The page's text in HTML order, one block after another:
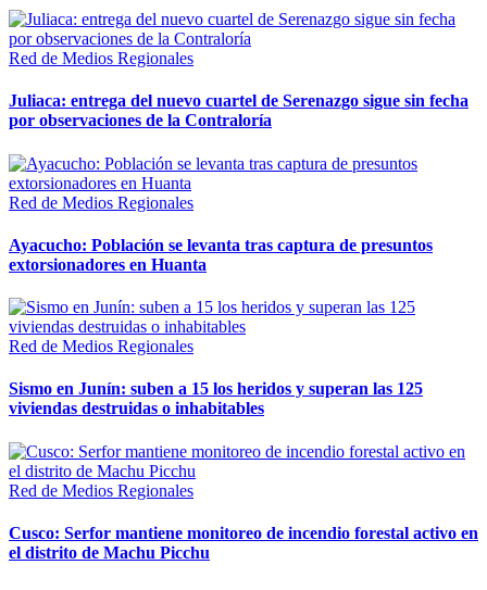
Red de Medios Regionales
Juliaca: entrega del nuevo cuartel de Serenazgo sigue sin fecha
por observaciones de la Contraloría
Red de Medios Regionales
Ayacucho: Población se levanta tras captura de presuntos
extorsionadores en Huanta
Red de Medios Regionales
Sismo en Junín: suben a 15 los heridos y superan las 125
viviendas destruidas o inhabitables
Red de Medios Regionales
Cusco: Serfor mantiene monitoreo de incendio forestal activo en
el distrito de Machu Picchu